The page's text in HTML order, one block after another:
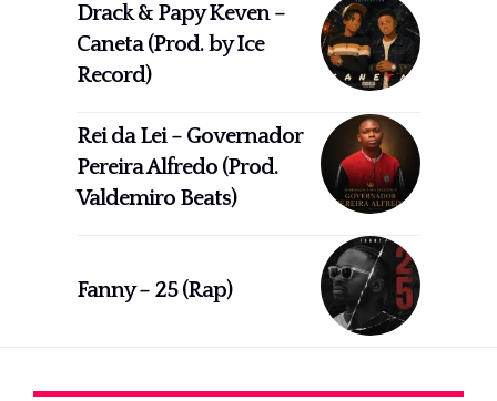
Drack & Papy Keven –
Caneta (Prod. by Ice
Record)
Rei da Lei – Governador
Pereira Alfredo (Prod.
Valdemiro Beats)
Fanny – 25 (Rap)